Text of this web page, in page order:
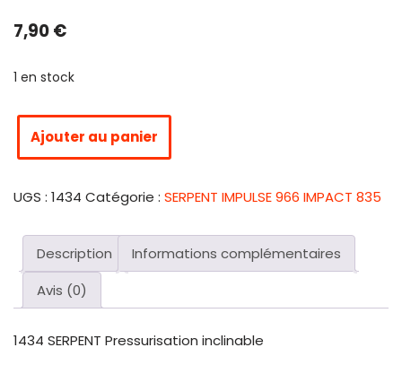
7,90€
1 en stock
Ajouter au panier
UGS : 1434 Catégorie : SERPENT IMPULSE 966 IMPACT 835
Description
Informations complémentaires
Avis (0)
1434 SERPENT Pressurisation inclinable